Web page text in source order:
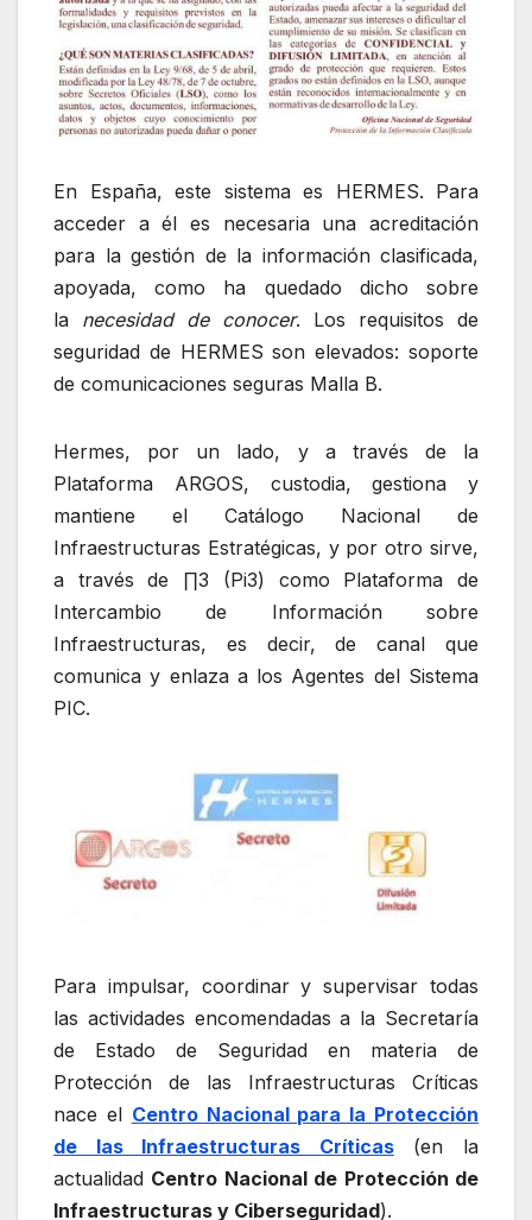
En España, este sistema es HERMES. Para
acceder a él es necesaria una acreditación
para la gestión de la información clasificada,
apoyada, como ha quedado dicho sobre
la necesidad de conocer. Los requisitos de
seguridad de HERMES son elevados: soporte
de comunicaciones seguras Malla B.
Hermes, por un lado, y a través de la
Plataforma ARGOS, custodia, gestiona y
mantiene el Catálogo Nacional de
Infraestructuras Estratégicas, y por otro sirve,
a través de ∏3 (Pi3) como Plataforma de
Intercambio de Información sobre
Infraestructuras, es decir, de canal que
comunica y enlaza a los Agentes del Sistema
PIC.
Para impulsar, coordinar y supervisar todas
las actividades encomendadas a la Secretaría
de Estado de Seguridad en materia de
Protección de las Infraestructuras Críticas
nace el Centro Nacional para la Protección
de las Infraestructuras Críticas(en la
actualidad Centro Nacional de Protección de
Infraestructuras y Ciberseguridad).